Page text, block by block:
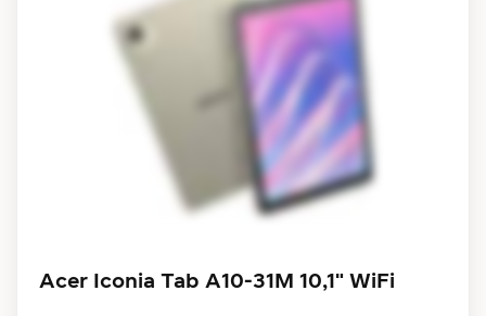
Acer Iconia Tab A10-31M 10,1" WiFi